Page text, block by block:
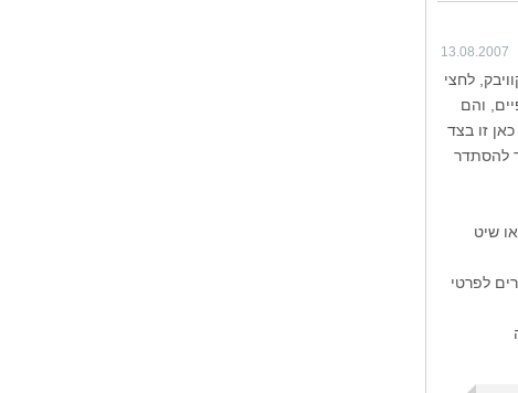
13.08.2007
לחצי
והם
זו בצד
להסתדר
ידי הגלים. מסלול הליכה של כ-45 דקות או שיט
לפרטי